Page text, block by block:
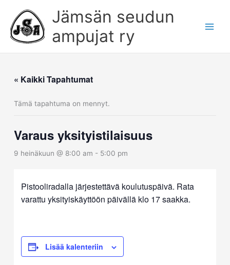
sisältöön
Jämsän seudun
ampujat ry
« Kaikki Tapahtumat
Tämä tapahtuma on mennyt.
Varaus yksityistilaisuus
9 heinäkuun @ 8:00 am - 5:00 pm
Pistooliradalla järjestettävä koulutuspäivä. Rata
varattu yksityiskäyttöön päivällä klo 17 saakka.
Lisää kalenteriin